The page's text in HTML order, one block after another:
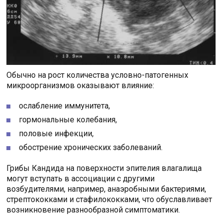
Обычно на рост количества условно-патогенных
микроорганизмов оказывают влияние:
ослабление иммунитета,
гормональные колебания,
половые инфекции,
обострение хронических заболеваний.
Грибы Кандида на поверхности эпителия влагалища
могут вступать в ассоциации с другими
возбудителями, например, анаэробными бактериями,
стрептококками и стафилококками, что обуславливает
возникновение разнообразной симптоматики.